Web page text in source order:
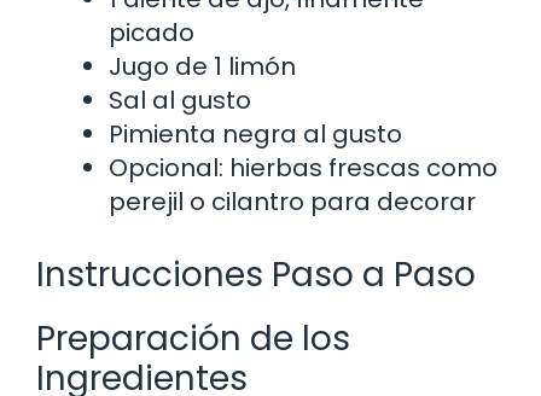
picado
Jugo de 1 limón
Sal al gusto
Pimienta negra al gusto
Opcional: hierbas frescas como
perejil o cilantro para decorar
Instrucciones Paso a Paso
Preparación de los
Ingredientes